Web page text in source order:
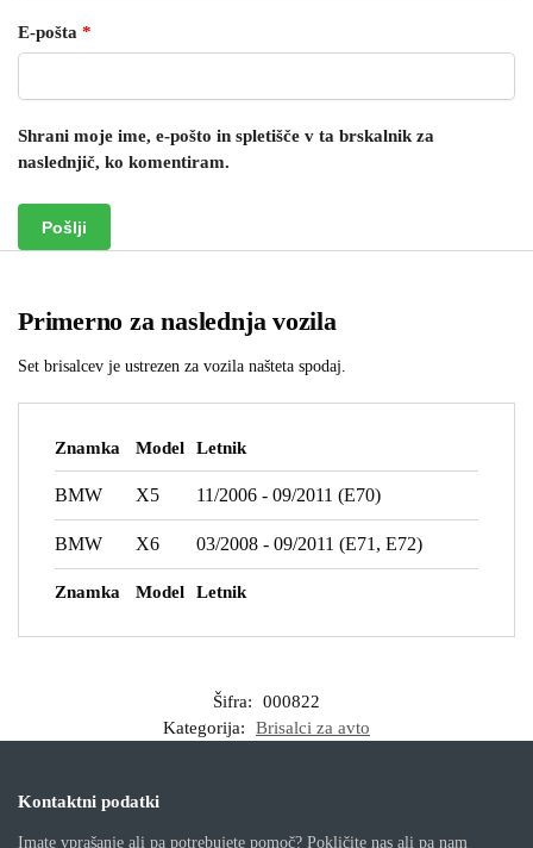
E-pošta *
Shrani moje ime, e-pošto in spletišče v ta brskalnik za
naslednjič, ko komentiram.
Primerno za naslednja vozila
Set brisalcev je ustrezen za vozila našteta spodaj.
Znamka Model Letnik
Znamka Model Letnik
BMW X5 11/2006 - 09/2011 (E70)
BMW X6 03/2008 - 09/2011 (E71, E72)
Šifra:
000822
Kategorija:
Brisalci za avto
Kontaktni podatki
Imate vprašanje ali pa potrebujete pomoč? Pokličite nas ali pa nam